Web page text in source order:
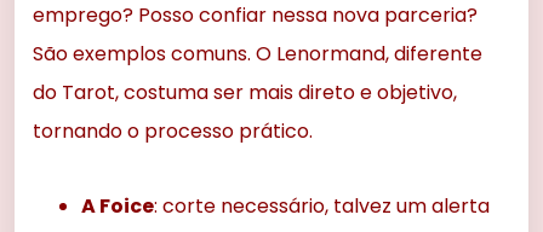
emprego? Posso confiar nessa nova parceria?
São exemplos comuns. O Lenormand, diferente
do Tarot, costuma ser mais direto e objetivo,
tornando o processo prático.
A Foice: corte necessário, talvez um alerta